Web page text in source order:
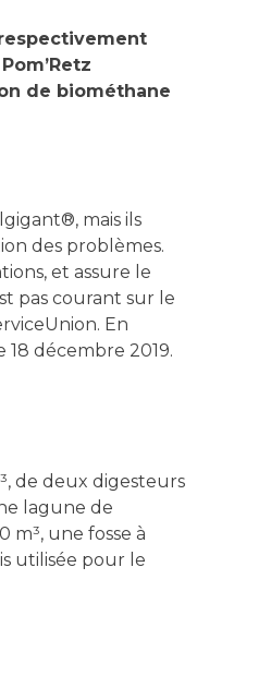
de biométhane
mais ils
des problèmes.
et assure le
pas courant sur le
En
décembre 2019.
de deux digesteurs
lagune de
m³, une fosse à
utilisée pour le